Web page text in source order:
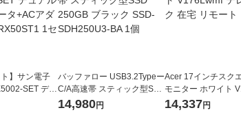
ト】サン電子
SET デュ
ータ+ACアダ
バッファロー USB3.2Typeー
C/A高速帯 スティック型SS
D 250GB ブラック SSD-SD
14,980円
Acer 17インチスク
モニター ホワイト
mf テレワーク 在宅
14,337円